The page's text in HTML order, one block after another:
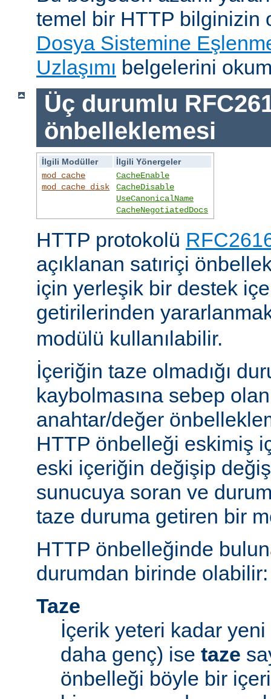
temel bir HTTP bilginizin
Dosya Sistemine
Uzlaşımı belgelerini
Üç durumlu
önbelleklemesi
İlgili Modüller
İlgili Yönergeler
mod_cache
mod_cache_disk
CacheEnable
CacheDisable
UseCanonicalName
CacheNegotiatedDocs
HTTP protokolü
açıklanan satıriçi
için yerleşik bir destek
getirilerinden
modülü kullanılabilir.
İçeriğin taze olmadığı
kaybolmasına sebep
anahtar/değer
HTTP önbelleği eskimiş
eski içeriğin değişip
sunucuya soran ve
taze duruma getiren bir
HTTP önbelleğinde
durumdan birinde olabilir:
Taze
İçerik yeteri kadar yeni
daha genç) ise taze
önbelleği böyle bir